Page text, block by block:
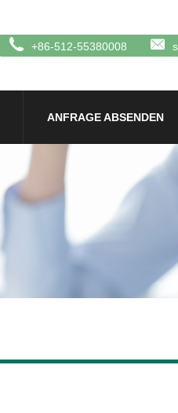
+86-512-55380008
ANFRAGE ABSENDEN